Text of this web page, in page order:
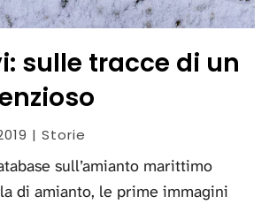
sulle tracce di un
| Storie
sull’amianto marittimo
di amianto, le prime immagini